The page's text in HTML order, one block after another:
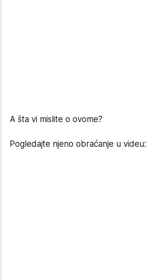
A šta vi mislite o ovome?
Pogledajte njeno obraćanje u videu: